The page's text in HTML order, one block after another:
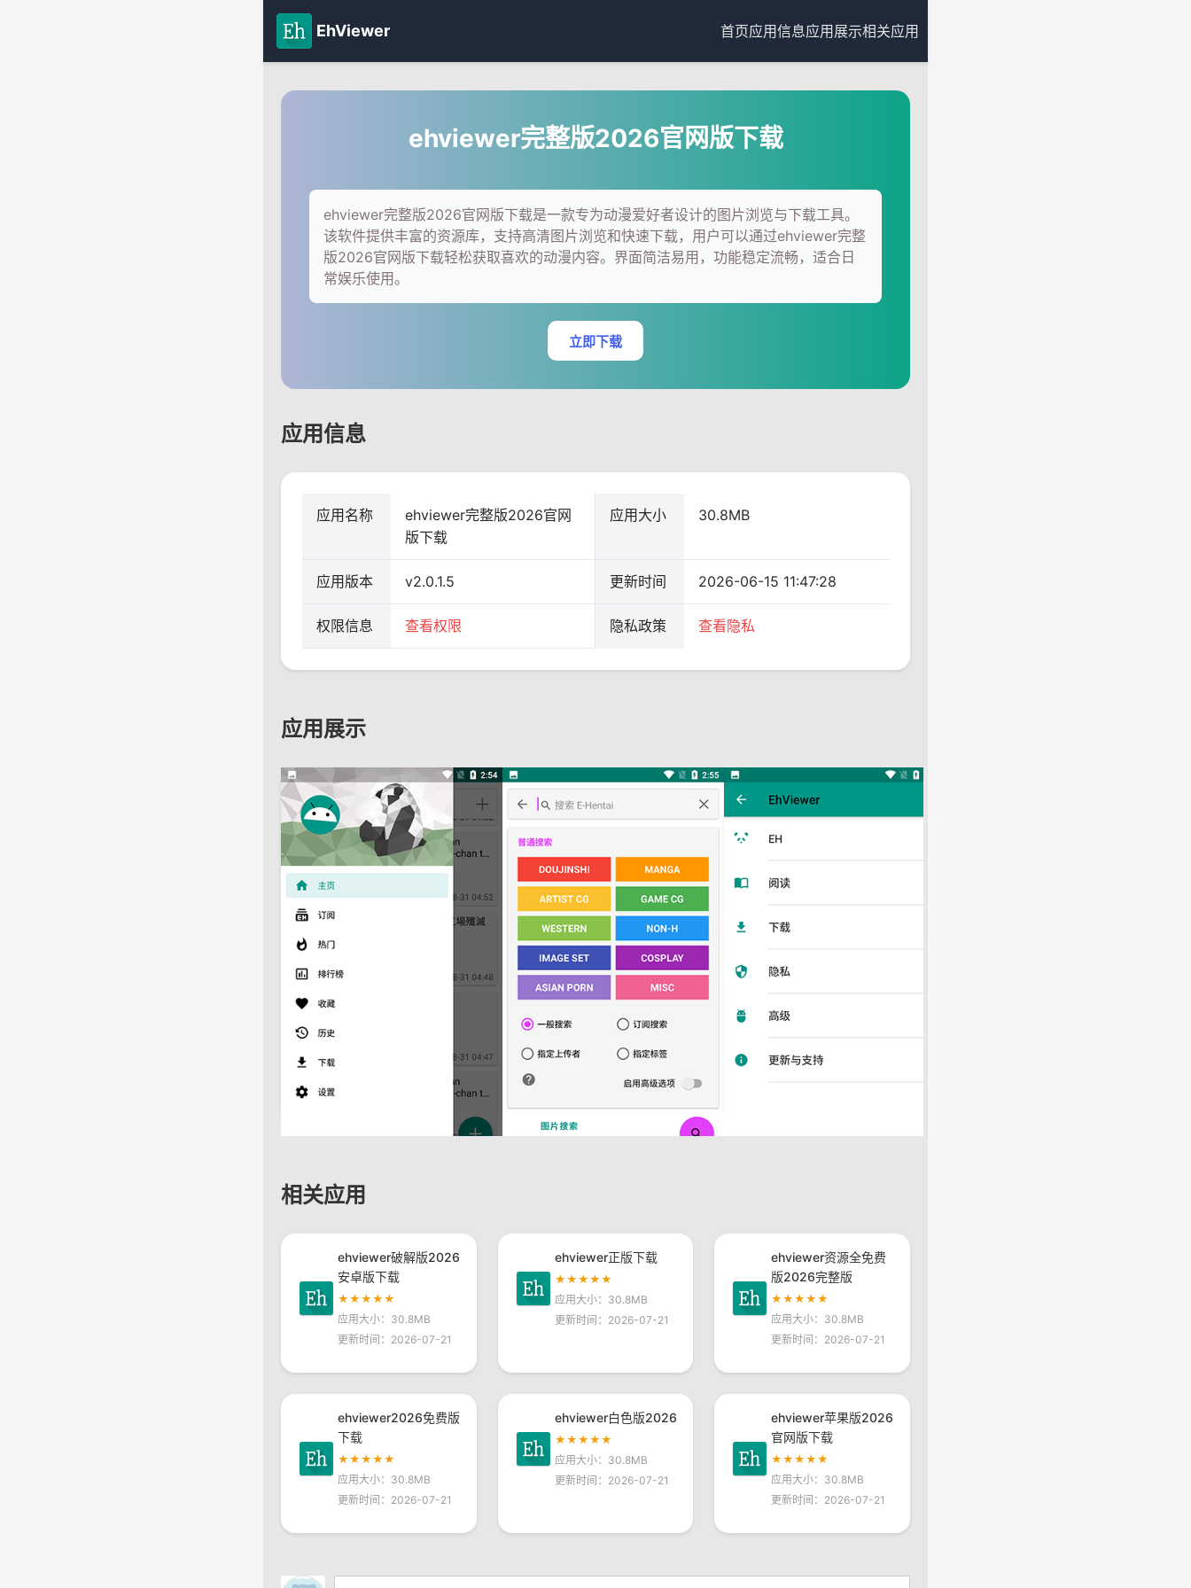
EhViewer 首页应用信息应用展示相关应用
ehviewer完整版2026官网版下载
ehviewer完整版2026官网版下载是一款专为动漫爱好者设计的图片浏览与下载工具。
该软件提供丰富的资源库，支持高清图片浏览和快速下载，用户可以通过ehviewer完整
版2026官网版下载轻松获取喜欢的动漫内容。界面简洁易用，功能稳定流畅，适合日
常娱乐使用。
立即下载
应用信息
应用名称
ehviewer完整版2026官网
版下载
应用大小 30.8MB
应用版本 v2.0.1.5 更新时间 2026-06-15 11:47:28
权限信息 查看权限 隐私政策 查看隐私
应用展示
相关应用
ehviewer破解版2026
安卓版下载
★★★★★
应用大小：30.8MB
更新时间：2026-07-21
ehviewer正版下载
★★★★★
应用大小：30.8MB
更新时间：2026-07-21
ehviewer资源全免费
版2026完整版
★★★★★
应用大小：30.8MB
更新时间：2026-07-21
ehviewer2026免费版
下载
★★★★★
应用大小：30.8MB
更新时间：2026-07-21
ehviewer白色版2026
★★★★★
应用大小：30.8MB
更新时间：2026-07-21
ehviewer苹果版2026
官网版下载
★★★★★
应用大小：30.8MB
更新时间：2026-07-21